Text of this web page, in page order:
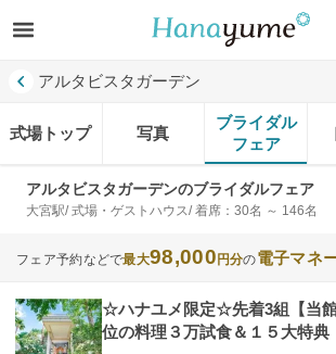
アルタビスタガーデン
式場トップ 写真
ブライダル
フェア
アルタビスタガーデンのブライダルフェア
大宮駅/ 式場・ゲストハウス/ 着席：30名 ～ 146名
フェア予約などで最大98,000 円分の電子マネ
☆ハナユメ限定☆先着3組【当
位の料理３万試食＆１５大特典